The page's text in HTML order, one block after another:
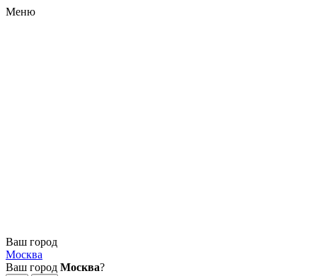
Меню
Ваш город
Москва
Ваш город Москва?